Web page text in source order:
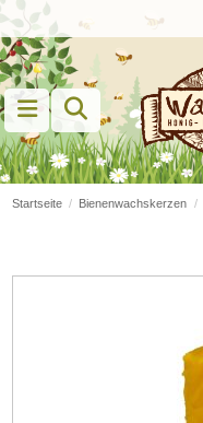
Startseite Bienenwachskerzen